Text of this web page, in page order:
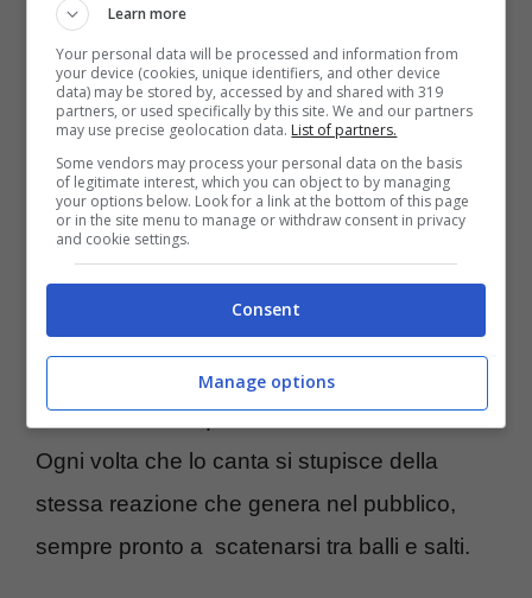
inaspettata.
Tozzi ha svelato come malgradole
soddisfazioni che gli ha portato il brano
non siaproprio il massimo per lui.Labase
ritmatadella canzone non è nelle sue corde,
visto che preferisce sicuramentemelodie
più lente.Nonostante non lo rispecchi al
100%, è consapevole di come sia un singolo
straordinario, al quale è molto affezionato.
Ogni volta che lo canta si stupisce della
stessa reazione che genera nel pubblico,
sempre pronto a scatenarsi tra balli e salti.
Learn more
Your personal data will be processed and information from
your device (cookies, unique identifiers, and other device
data) may be stored by, accessed by and shared with 319
partners, or used specifically by this site. We and our partners
may use precise geolocation data. List of partners.
Some vendors may process your personal data on the basis
of legitimate interest, which you can object to by managing
your options below. Look for a link at the bottom of this page
or in the site menu to manage or withdraw consent in privacy
and cookie settings.
Consent
Manage options